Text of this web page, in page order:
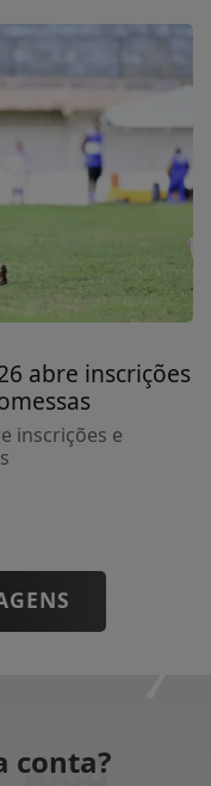
abre inscrições
inscrições e
conta?